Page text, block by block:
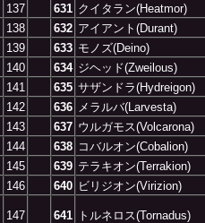
137
631 クイタラン(Heatmor)
138
632 アイアント(Durant)
139
633 モノズ(Deino)
140
634 ジヘッド(Zweilous)
141
635 サザンドラ(Hydreigon)
142
636 メラルバ(Larvesta)
143
637 ウルガモス(Volcarona)
144
638 コバルオン(Cobalion)
145
639 テラキオン(Terrakion)
146
640 ビリジオン(Virizion)
147 641 トルネロス(Tornadus)